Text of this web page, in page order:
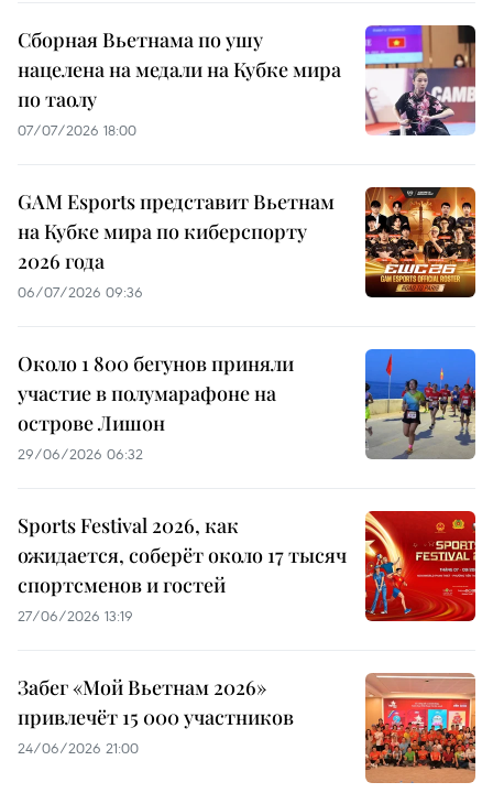
Сборная Вьетнама по ушу
нацелена на медали на Кубке мира
по таолу
07/07/2026 18:00
GAM Esports представит Вьетнам
на Кубке мира по киберспорту
2026 года
06/07/2026 09:36
Около 1 800 бегунов приняли
участие в полумарафоне на
острове Лишон
29/06/2026 06:32
Sports Festival 2026, как
ожидается, соберёт около 17 тысяч
спортсменов и гостей
27/06/2026 13:19
Забег «Мой Вьетнам 2026»
привлечёт 15 000 участников
24/06/2026 21:00